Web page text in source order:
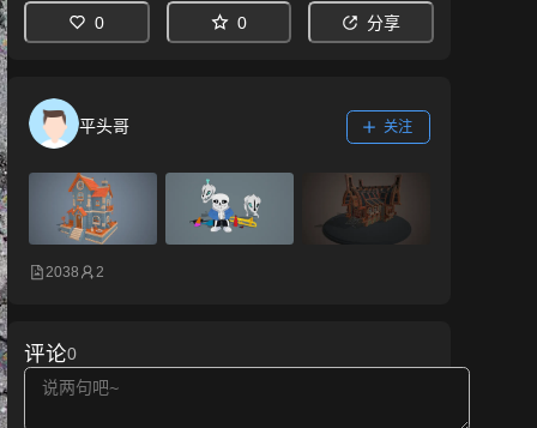
0 0 分享
平头哥 关注
2038 2
评论0